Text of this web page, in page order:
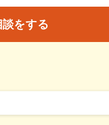
をする